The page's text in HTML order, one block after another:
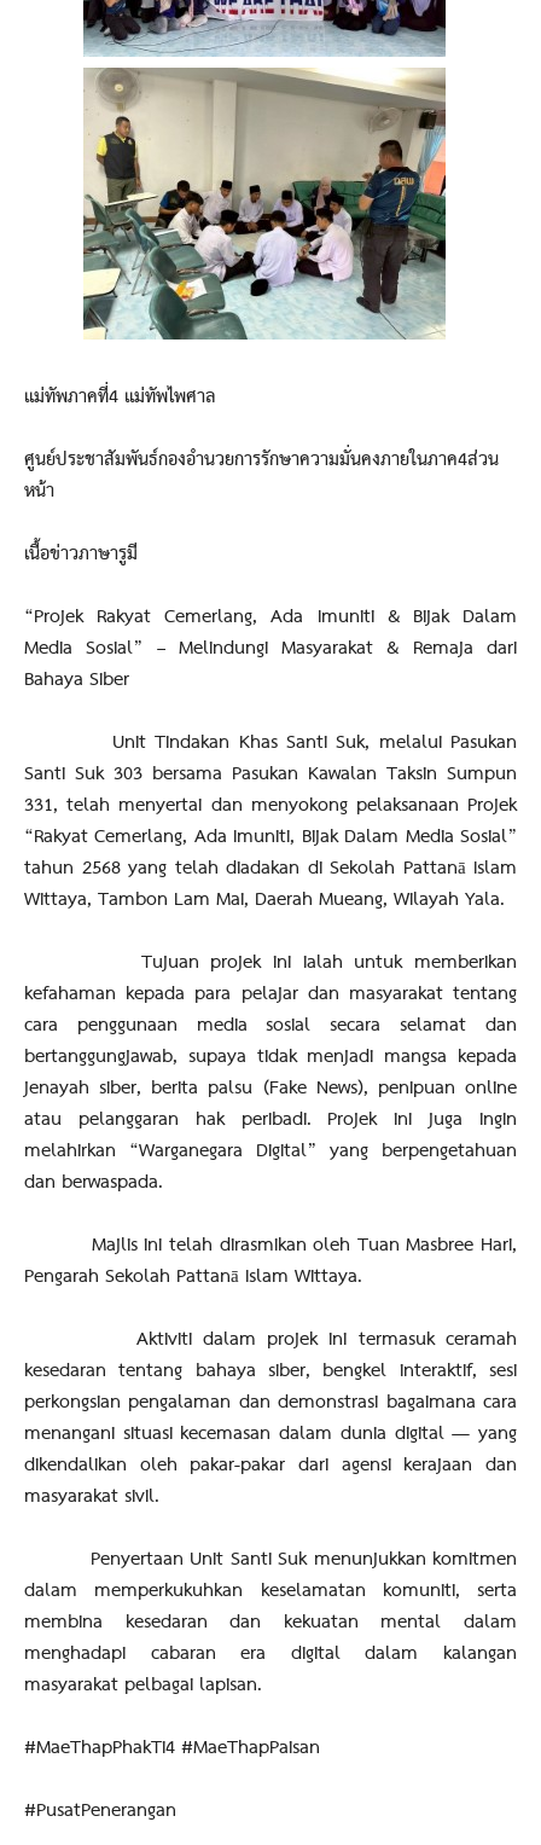
แม่ทัพภาคที่4 แม่ทัพไพศาล
ศูนย์ประชาสัมพันธ์กองอำนวยการรักษาความมั่นคงภายในภาค4ส่วน
หน้า
เนื้อข่าวภาษารูมี
“Projek Rakyat Cemerlang, Ada Imuniti & Bijak Dalam
Media Sosial” – Melindungi Masyarakat & Remaja dari
Bahaya Siber
Unit Tindakan Khas Santi Suk, melalui Pasukan
Santi Suk 303 bersama Pasukan Kawalan Taksin Sumpun
331, telah menyertai dan menyokong pelaksanaan Projek
“Rakyat Cemerlang, Ada Imuniti, Bijak Dalam Media Sosial”
tahun 2568 yang telah diadakan di Sekolah Pattanā Islam
Wittaya, Tambon Lam Mai, Daerah Mueang, Wilayah Yala.
Tujuan projek ini ialah untuk memberikan
kefahaman kepada para pelajar dan masyarakat tentang
cara penggunaan media sosial secara selamat dan
bertanggungjawab, supaya tidak menjadi mangsa kepada
jenayah siber, berita palsu (Fake News), penipuan online
atau pelanggaran hak peribadi. Projek ini juga ingin
melahirkan “Warganegara Digital” yang berpengetahuan
dan berwaspada.
Majlis ini telah dirasmikan oleh Tuan Masbree Hari,
Pengarah Sekolah Pattanā Islam Wittaya.
Aktiviti dalam projek ini termasuk ceramah
kesedaran tentang bahaya siber, bengkel interaktif, sesi
perkongsian pengalaman dan demonstrasi bagaimana cara
menangani situasi kecemasan dalam dunia digital — yang
dikendalikan oleh pakar-pakar dari agensi kerajaan dan
masyarakat sivil.
Penyertaan Unit Santi Suk menunjukkan komitmen
dalam memperkukuhkan keselamatan komuniti, serta
membina kesedaran dan kekuatan mental dalam
menghadapi cabaran era digital dalam kalangan
masyarakat pelbagai lapisan.
#MaeThapPhakTi4 #MaeThapPaisan
#PusatPenerangan